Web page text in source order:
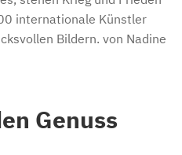
internationale Künstler
Bildern. von Nadine
Genuss